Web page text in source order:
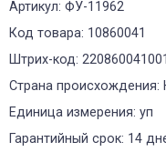
Артикул: ФУ-11962
Код товара: 10860041
Штрих-код:
Страна происхождения:
Единица измерения: уп
Гарантийный срок: 14